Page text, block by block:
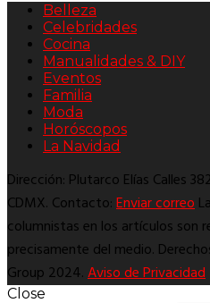
Belleza
Celebridades
Cocina
Manualidades & DIY
Eventos
Familia
Moda
Horóscopos
La Navidad
Dirección: Plutarco Elías Calles
CDMX. Contacto:Enviar correo
columnistas en los artículos son
precisamente del medio.
Group 2024.Aviso de Privacidad
Close